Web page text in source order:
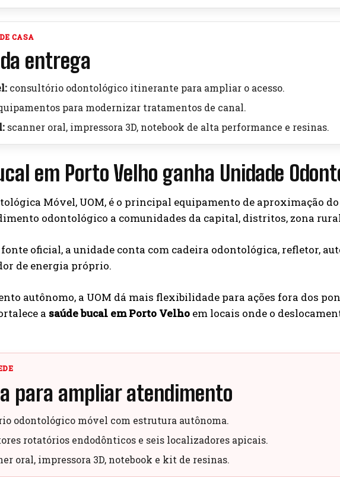
CASA
entrega
consultório odontológico itinerante para ampliar o acesso.
para modernizar tratamentos de canal.
scanner oral, impressora 3D, notebook de alta performance e resinas.
em Porto Velho ganha Unidade
Móvel, UOM, é o principal equipamento de aproximação
odontológico a comunidades da capital, distritos, zona
fonte oficial, a unidade conta com cadeira odontológica, refletor,
de energia próprio.
autônomo, a UOM dá mais flexibilidade para ações fora dos
a saúde bucal em Porto Velho em locais onde o
para ampliar atendimento
odontológico móvel com estrutura autônoma.
rotatórios endodônticos e seis localizadores apicais.
oral, impressora 3D, notebook e kit de resinas.